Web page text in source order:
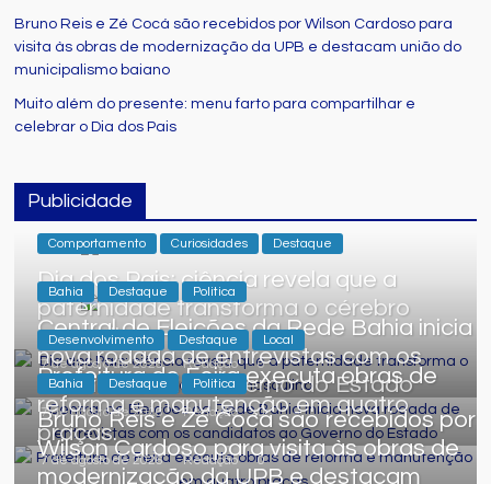
Bruno Reis e Zé Cocá são recebidos por Wilson Cardoso para
visita às obras de modernização da UPB e destacam união do
municipalismo baiano
Muito além do presente: menu farto para compartilhar e
celebrar o Dia dos Pais
Publicidade
Comportamento Curiosidades Destaque
Dia dos Pais: ciência revela que a
paternidade transforma o cérebro
masculino
7 de agosto de 2026 Redação 0
Bahia Destaque Politica
Central de Eleições da Rede Bahia inicia
nova rodada de entrevistas com os
candidatos ao Governo do Estado
7 de agosto de 2026 Redação 0
Desenvolvimento Destaque Local
Prefeitura de Feira executa obras de
reforma e manutenção em quatro
praças.
7 de agosto de 2026 Redação 0
Bahia Destaque Politica
Bruno Reis e Zé Cocá são recebidos por
Wilson Cardoso para visita às obras de
modernização da UPB e destacam